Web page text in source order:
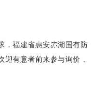
福建省惠安赤湖国有防
迎有意者前来参与询价，